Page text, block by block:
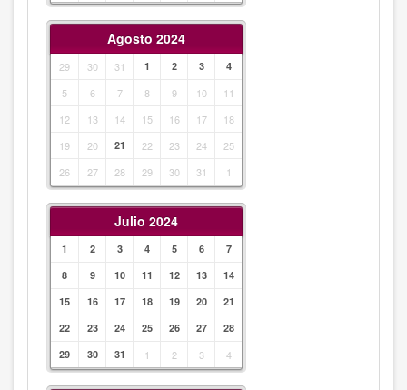
Agosto 2024
29 30 31 1 2 3 4
5 6 7 8 9 10
11
12
13 14 15 16 17
18
19
20 21 22 23 24
25
26
27 28 29 30 31 1
Julio 2024
1 2 3 4 5 6
7
8
9 10 11 12 13
14
15
16 17 18 19 20
21
22
23 24 25 26 27
28
29
30 31 1 2 3 4